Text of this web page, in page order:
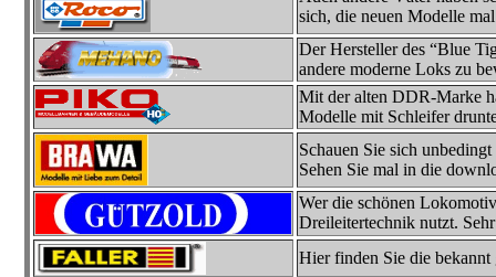
sich, die neuen Modelle
Der Hersteller des “Blue
andere moderne Loks zu
Mit der alten DDR-Marke
Modelle mit Schleifer
Schauen Sie sich
Sehen Sie mal in die
Wer die schönen
Dreileitertechnik nutzt.
Hier finden Sie die bekannt